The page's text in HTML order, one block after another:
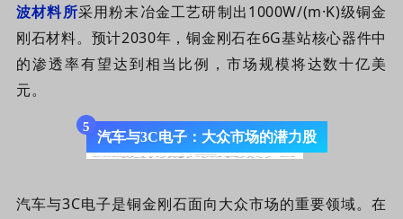
波材料所采用粉末冶金工艺研制出1000W/(m·K)级铜金
刚石材料。 预计2030年，铜金刚石在6G基站核心器件中
的渗透率有望达到相当比例，市场规模将达数十亿美
元。
5
汽车与3C电子：大众市场的潜力股
汽车与3C电子是铜金刚石面向大众市场的重要领域。在